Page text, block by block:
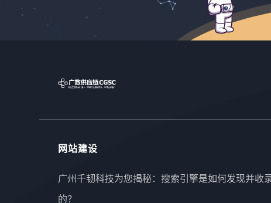
网站建设
广州千韧科技为您揭秘：搜索引擎是如何发现并收
的？